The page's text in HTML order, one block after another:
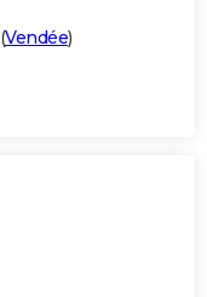
(Vendée)